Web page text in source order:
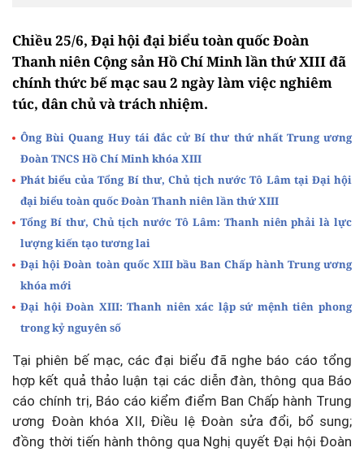
Chiều 25/6, Đại hội đại biểu toàn quốc Đoàn
Thanh niên Cộng sản Hồ Chí Minh lần thứ XIII đã
chính thức bế mạc sau 2 ngày làm việc nghiêm
túc, dân chủ và trách nhiệm.
Ông Bùi Quang Huy tái đắc cử Bí thư thứ nhất Trung ương
Đoàn TNCS Hồ Chí Minh khóa XIII
Phát biểu của Tổng Bí thư, Chủ tịch nước Tô Lâm tại Đại hội
đại biểu toàn quốc Đoàn Thanh niên lần thứ XIII
Tổng Bí thư, Chủ tịch nước Tô Lâm: Thanh niên phải là lực
lượng kiến tạo tương lai
Đại hội Đoàn toàn quốc XIII bầu Ban Chấp hành Trung ương
khóa mới
Đại hội Đoàn XIII: Thanh niên xác lập sứ mệnh tiên phong
trong kỷ nguyên số
Tại phiên bế mạc, các đại biểu đã nghe báo cáo tổng
hợp kết quả thảo luận tại các diễn đàn, thông qua Báo
cáo chính trị, Báo cáo kiểm điểm Ban Chấp hành Trung
ương Đoàn khóa XII, Điều lệ Đoàn sửa đổi, bổ sung;
đồng thời tiến hành thông qua Nghị quyết Đại hội Đoàn